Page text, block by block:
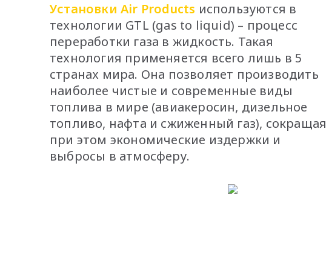
Установки Air Products используются в
технологии GTL (gas to liquid) – процесс
переработки газа в жидкость. Такая
технология применяется всего лишь в 5
странах мира. Она позволяет производить
наиболее чистые и современные виды
топлива в мире (авиакеросин, дизельное
топливо, нафта и сжиженный газ), сокращая
при этом экономические издержки и
выбросы в атмосферу.